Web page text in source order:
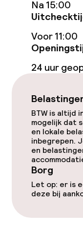
Stoombad
Spacentrum
Spa
Entertainment
Gratis wifi
Eet- en
Restaurant
Na 15:00
Voor 11:00
24 uur
BTW is altijd
mogelijk dat
en lokale
inbegrepen.
en
Borg
Let op: er is
deze bij